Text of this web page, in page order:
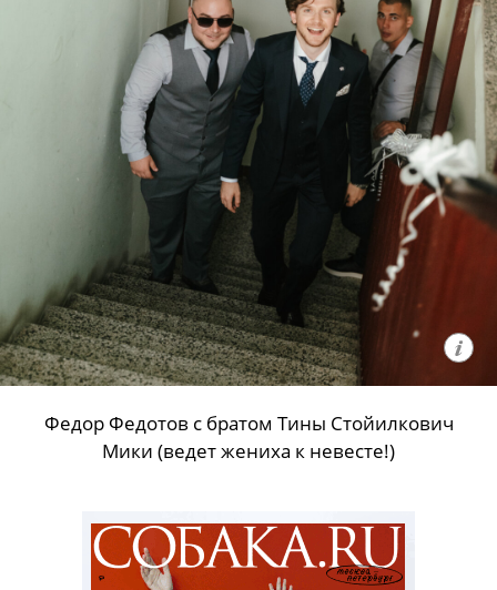
Федор Федотов с братом Тины Стойилкович
Мики (ведет жениха к невесте!)